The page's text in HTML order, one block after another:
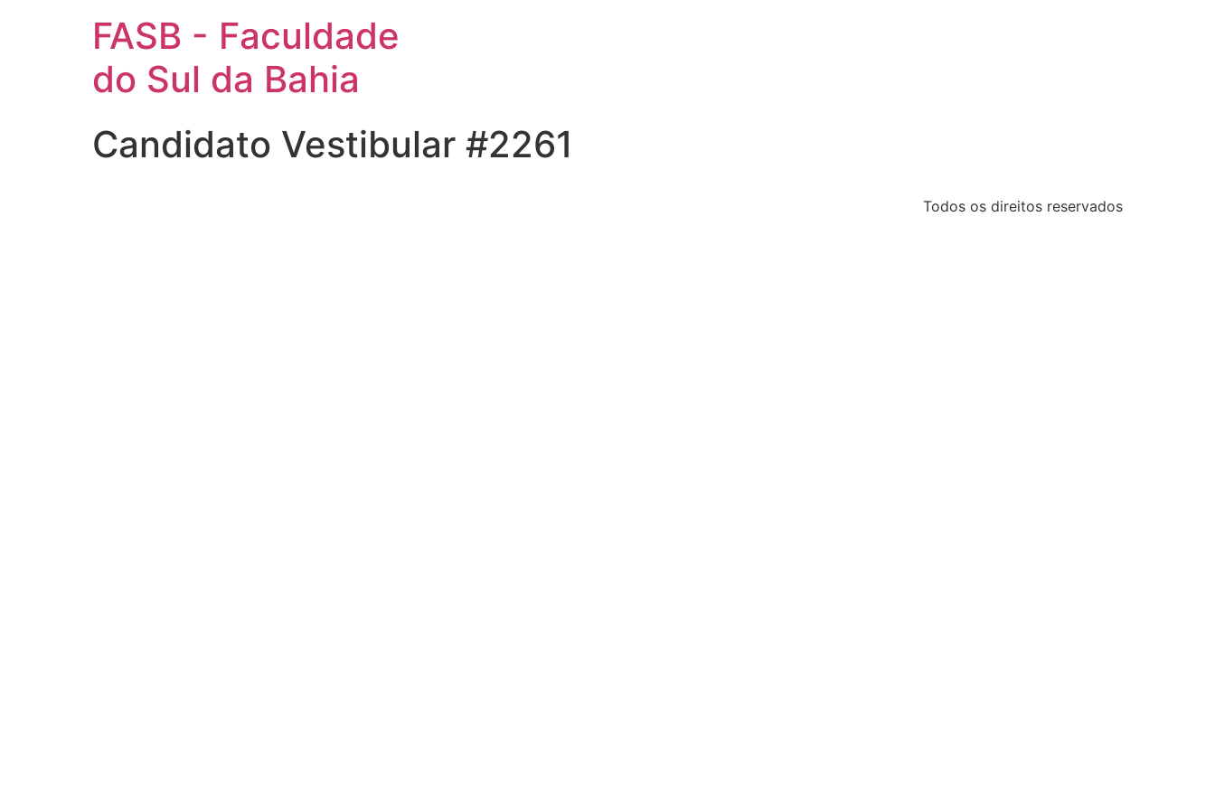
FASB - Faculdade
do Sul da Bahia
Candidato Vestibular #2261
Todos os direitos reservados